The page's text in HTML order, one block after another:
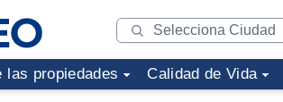
las propiedades Calidad de Vida